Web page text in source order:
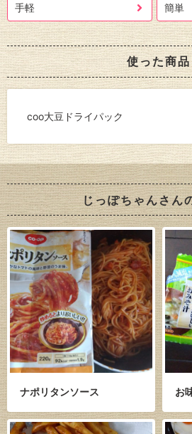
手軽 簡単
使った商品
coo大豆ドライパック
じっぽちゃんさん
ナポリタンソース お